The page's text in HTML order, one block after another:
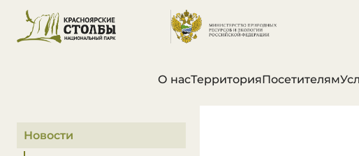
О насТерриторияПосетителям
В этом разделе
Новости